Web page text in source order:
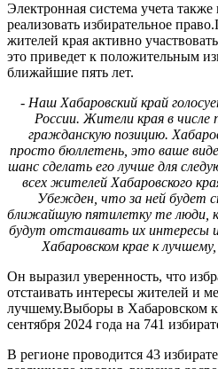
Электронная система учета
реализовать избирательное
жителей края активно
это приведет к положительным
ближайшие пять лет.
- Наш Хабаровский край
России. Жители края в
гражданскую позицию.
просто бюллетень, это ваше
шанс сделать его лучше для
всех жителей Хабаровского
Убежден, что за ней будет
ближайшую пятилетку те люди,
будут отстаивать их интересы и
Хабаровском крае к лучшему,
Он выразил уверенность, что
отстаивать интересы жителей и
лучшему.Выборы в Хабаровском
сентября 2024 года на 741
В регионе проводится 43